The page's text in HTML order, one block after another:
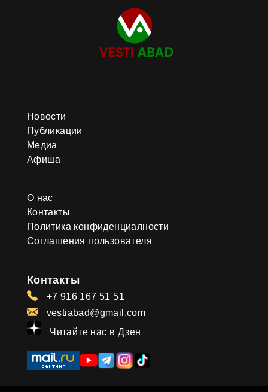
Новости
Публикации
Медиа
Афиша
О нас
Контакты
Политика конфиденциалности
Соглашения пользователя
Контакты
+7 916 167 51 51
vestiabad@gmail.com
Читайте нас в Дзен